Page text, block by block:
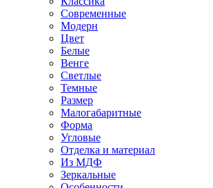
Современные
Модерн
Цвет
Белые
Венге
Светлые
Темные
Размер
Малогабаритные
Форма
Угловые
Отделка и материал
Из МДФ
Зеркальные